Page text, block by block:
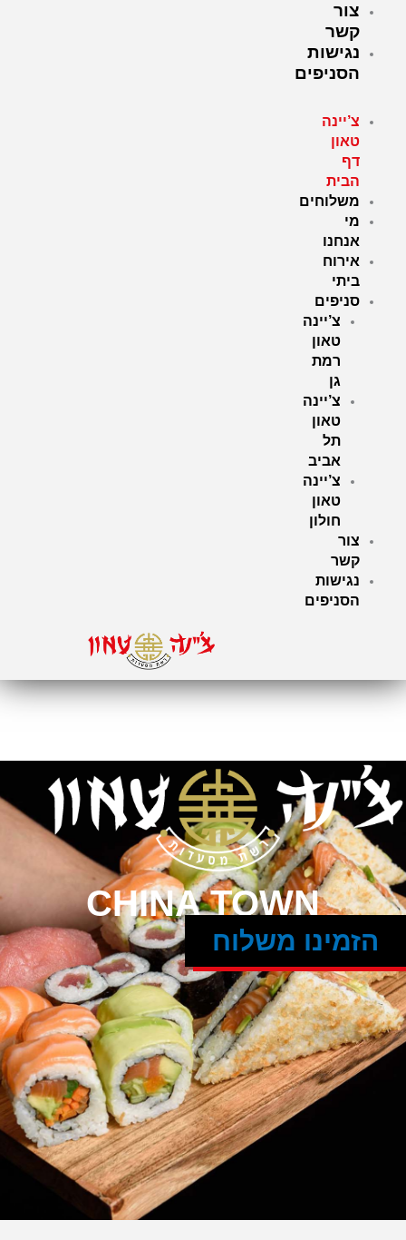
צור
קשר
נגישות
הסניפים
צ’יינה
טאון
דף
הבית
משלוחים
מי
אנחנו
אירוח
ביתי
סניפים
צ’יינה
טאון
רמת
גן
צ’יינה
טאון
תל
אביב
צ’יינה
טאון
חולון
צור
קשר
נגישות
הסניפים
CHINA TOWN
הזמינו משלוח